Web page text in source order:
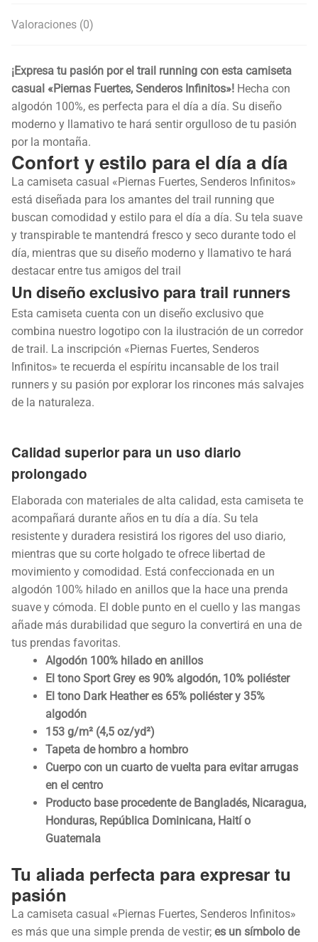
Valoraciones (0)
¡Expresa tu pasión por el trail running con esta camiseta
casual «Piernas Fuertes, Senderos Infinitos»! Hecha con
algodón 100%, es perfecta para el día a día. Su diseño
moderno y llamativo te hará sentir orgulloso de tu pasión
por la montaña.
Confort y estilo para el día a día
La camiseta casual «Piernas Fuertes, Senderos Infinitos»
está diseñada para los amantes del trail running que
buscan comodidad y estilo para el día a día. Su tela suave
y transpirable te mantendrá fresco y seco durante todo el
día, mientras que su diseño moderno y llamativo te hará
destacar entre tus amigos del trail
Un diseño exclusivo para trail runners
Esta camiseta cuenta con un diseño exclusivo que
combina nuestro logotipo con la ilustración de un corredor
de trail. La inscripción «Piernas Fuertes, Senderos
Infinitos» te recuerda el espíritu incansable de los trail
runners y su pasión por explorar los rincones más salvajes
de la naturaleza.
Calidad superior para un uso diario
prolongado
Elaborada con materiales de alta calidad, esta camiseta te
acompañará durante años en tu día a día. Su tela
resistente y duradera resistirá los rigores del uso diario,
mientras que su corte holgado te ofrece libertad de
movimiento y comodidad. Está confeccionada en un
algodón 100% hilado en anillos que la hace una prenda
suave y cómoda. El doble punto en el cuello y las mangas
añade más durabilidad que seguro la convertirá en una de
tus prendas favoritas.
Algodón 100% hilado en anillos
El tono Sport Grey es 90% algodón, 10% poliéster
El tono Dark Heather es 65% poliéster y 35%
algodón
153 g/m² (4,5 oz/yd²)
Tapeta de hombro a hombro
Cuerpo con un cuarto de vuelta para evitar arrugas
en el centro
Producto base procedente de Bangladés, Nicaragua,
Honduras, República Dominicana, Haití o
Guatemala
Tu aliada perfecta para expresar tu
pasión
La camiseta casual «Piernas Fuertes, Senderos Infinitos»
es más que una simple prenda de vestir; es un símbolo de